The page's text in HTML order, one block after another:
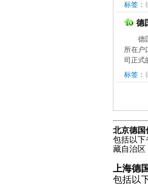
标签：
德
德
所在户
司正式
标签：
北京德国
包括以下
藏自治区
上海德
包括以